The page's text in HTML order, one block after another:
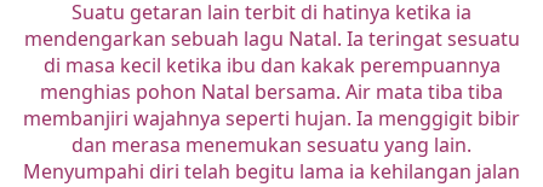
Suatu getaran lain terbit di hatinya ketika ia
mendengarkan sebuah lagu Natal. Ia teringat sesuatu
di masa kecil ketika ibu dan kakak perempuannya
menghias pohon Natal bersama. Air mata tiba tiba
membanjiri wajahnya seperti hujan. Ia menggigit bibir
dan merasa menemukan sesuatu yang lain.
Menyumpahi diri telah begitu lama ia kehilangan jalan